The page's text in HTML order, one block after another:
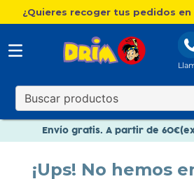
¿Quieres recoger tus pedidos
Envío gratis. A partir de
Nuevo catálogo
¡Ups! No hemos